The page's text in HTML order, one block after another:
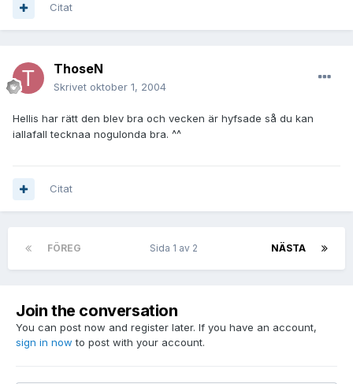
Citat
ThoseN
Skrivet oktober 1, 2004
Hellis har rätt den blev bra och vecken är hyfsade så du kan
iallafall tecknaa nogulonda bra. ^^
Citat
FÖREG NÄSTA
Sida 1 av 2
Join the conversation
You can post now and register later. If you have an account,
sign in now to post with your account.